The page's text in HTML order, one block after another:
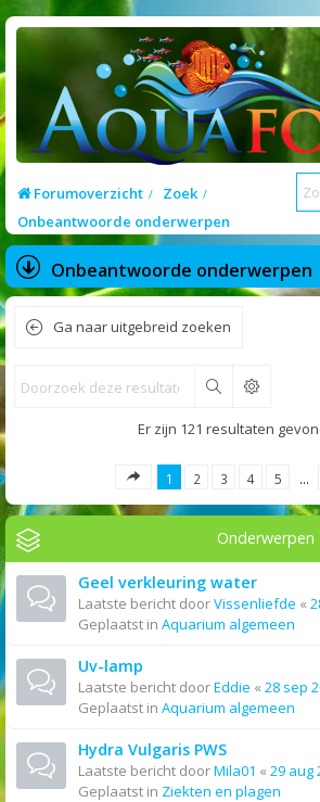
Forumoverzicht
Zoek
Onbeantwoorde onderwerpen
Onbeantwoorde onderwerpen
Ga naar uitgebreid zoeken
Zoek
Er zijn 121 resultaten
1 2 3 4 5 …
Onderwerpen
Geel verkleuring water
Laatste bericht doorVissenliefde «
Geplaatst in Aquarium algemeen
Uv-lamp
Laatste bericht doorEddie « 28 sep
Geplaatst in Aquarium algemeen
Hydra Vulgaris PWS
Laatste bericht doorMila01 « 29 aug
Geplaatst in Ziekten en plagen